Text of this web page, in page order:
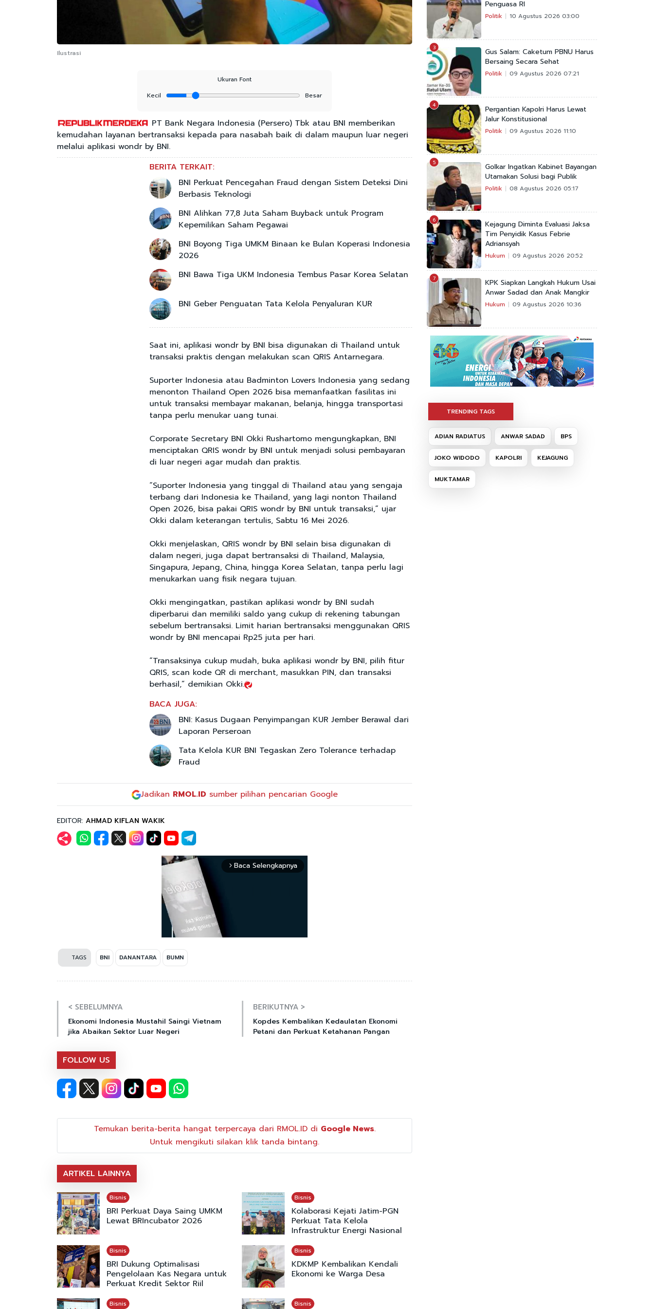
Ilustrasi
Ukuran Font
Kecil
Besar
PT Bank Negara Indonesia (Persero) Tbk atau BNI memberikan
kemudahan layanan bertransaksi kepada para nasabah baik di dalam maupun luar negeri
melalui aplikasi wondr by BNI.
BERITA TERKAIT:
BNI Perkuat Pencegahan Fraud dengan Sistem Deteksi Dini
Berbasis Teknologi
BNI Alihkan 77,8 Juta Saham Buyback untuk Program
Kepemilikan Saham Pegawai
BNI Boyong Tiga UMKM Binaan ke Bulan Koperasi Indonesia
2026
BNI Bawa Tiga UKM Indonesia Tembus Pasar Korea Selatan
BNI Geber Penguatan Tata Kelola Penyaluran KUR
Saat ini, aplikasi wondr by BNI bisa digunakan di Thailand untuk
transaksi praktis dengan melakukan scan QRIS Antarnegara.
Suporter Indonesia atau Badminton Lovers Indonesia yang sedang
menonton Thailand Open 2026 bisa memanfaatkan fasilitas ini
untuk transaksi membayar makanan, belanja, hingga transportasi
tanpa perlu menukar uang tunai.
Corporate Secretary BNI Okki Rushartomo mengungkapkan, BNI
menciptakan QRIS wondr by BNI untuk menjadi solusi pembayaran
di luar negeri agar mudah dan praktis.
“Suporter Indonesia yang tinggal di Thailand atau yang sengaja
terbang dari Indonesia ke Thailand, yang lagi nonton Thailand
Open 2026, bisa pakai QRIS wondr by BNI untuk transaksi,” ujar
Okki dalam keterangan tertulis, Sabtu 16 Mei 2026.
Okki menjelaskan, QRIS wondr by BNI selain bisa digunakan di
dalam negeri, juga dapat bertransaksi di Thailand, Malaysia,
Singapura, Jepang, China, hingga Korea Selatan, tanpa perlu lagi
menukarkan uang fisik negara tujuan.
Okki mengingatkan, pastikan aplikasi wondr by BNI sudah
diperbarui dan memiliki saldo yang cukup di rekening tabungan
sebelum bertransaksi. Limit harian bertransaksi menggunakan QRIS
wondr by BNI mencapai Rp25 juta per hari.
“Transaksinya cukup mudah, buka aplikasi wondr by BNI, pilih fitur
QRIS, scan kode QR di merchant, masukkan PIN, dan transaksi
berhasil,” demikian Okki.
BACA JUGA:
BNI: Kasus Dugaan Penyimpangan KUR Jember Berawal dari
Laporan Perseroan
Tata Kelola KUR BNI Tegaskan Zero Tolerance terhadap
Fraud
Jadikan RMOL.ID sumber pilihan pencarian Google
EDITOR: AHMAD KIFLAN WAKIK
arrow_forward_ios Baca Selengkapnya
TAGS BNI DANANTARA BUMN
< SEBELUMNYA
Ekonomi Indonesia Mustahil Saingi Vietnam
jika Abaikan Sektor Luar Negeri
BERIKUTNYA >
Kopdes Kembalikan Kedaulatan Ekonomi
Petani dan Perkuat Ketahanan Pangan
FOLLOW US
Temukan berita-berita hangat terpercaya dari RMOL.ID di Google News.
Untuk mengikuti silakan klik tanda bintang.
ARTIKEL LAINNYA
Bisnis
BRI Perkuat Daya Saing UMKM
Lewat BRIncubator 2026
Bisnis
Kolaborasi Kejati Jatim-PGN
Perkuat Tata Kelola
Infrastruktur Energi Nasional
Bisnis
BRI Dukung Optimalisasi
Pengelolaan Kas Negara untuk
Perkuat Kredit Sektor Riil
Bisnis
KDKMP Kembalikan Kendali
Ekonomi ke Warga Desa
Bisnis Bisnis
Penguasa RI
Politik 10 Agustus 2026 03:00
3
Gus Salam: Caketum PBNU Harus
Bersaing Secara Sehat
Politik 09 Agustus 2026 07:21
4
Pergantian Kapolri Harus Lewat
Jalur Konstitusional
Politik 09 Agustus 2026 11:10
5
Golkar Ingatkan Kabinet Bayangan
Utamakan Solusi bagi Publik
Politik 08 Agustus 2026 05:17
6
Kejagung Diminta Evaluasi Jaksa
Tim Penyidik Kasus Febrie
Adriansyah
Hukum 09 Agustus 2026 20:52
7
KPK Siapkan Langkah Hukum Usai
Anwar Sadad dan Anak Mangkir
Hukum 09 Agustus 2026 10:36
TRENDING TAGS
ADIAN RADIATUS ANWAR SADAD BPS
JOKO WIDODO KAPOLRI KEJAGUNG
MUKTAMAR